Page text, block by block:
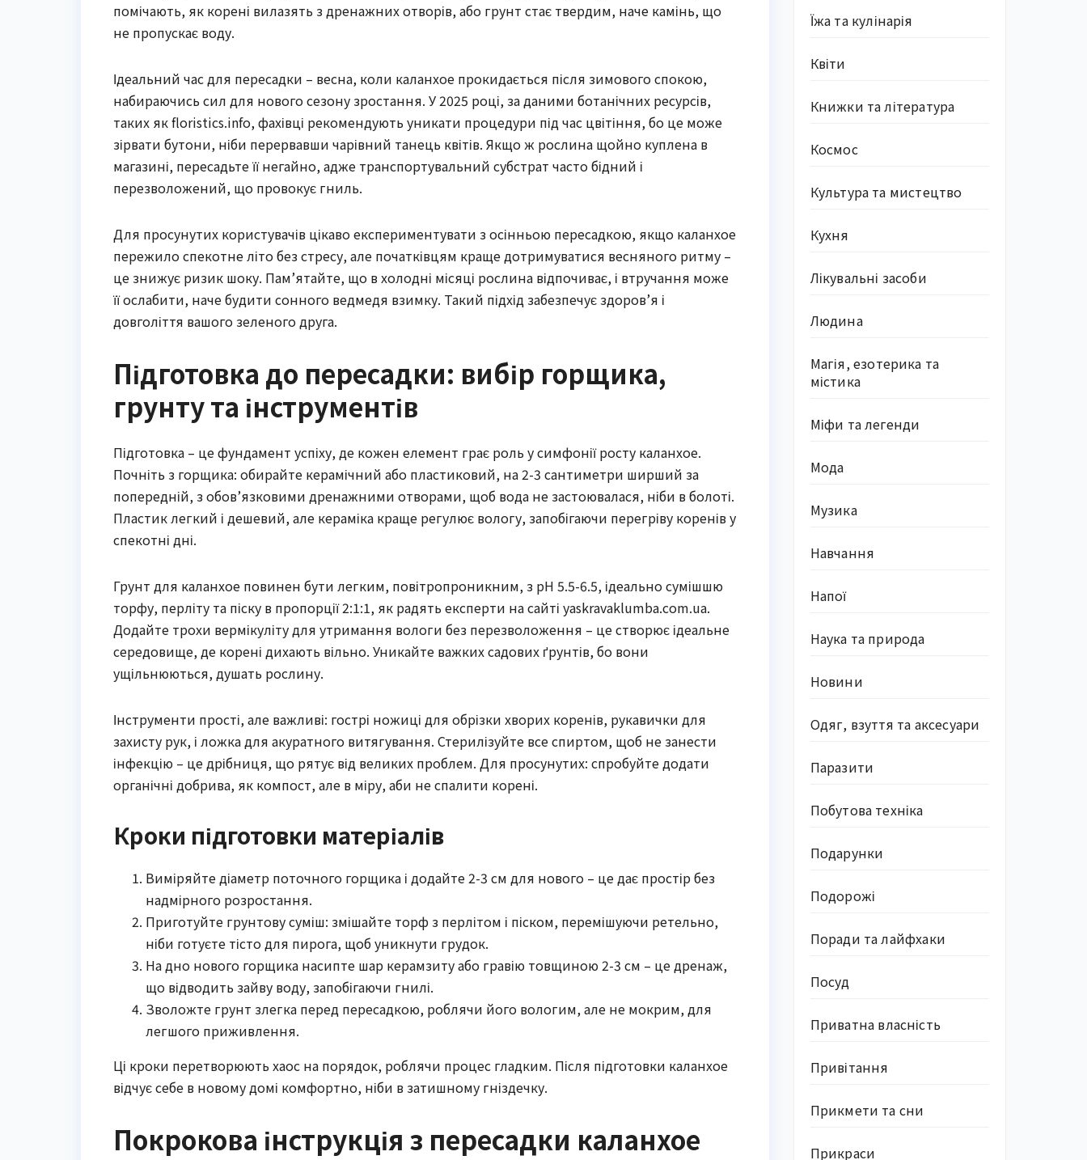
помічають, як корені вилазять з дренажних отворів, або грунт стає твердим, наче камінь, що
не пропускає воду.
Ідеальний час для пересадки – весна, коли каланхое прокидається після зимового спокою,
набираючись сил для нового сезону зростання. У 2025 році, за даними ботанічних ресурсів,
таких як floristics.info, фахівці рекомендують уникати процедури під час цвітіння, бо це може
зірвати бутони, ніби перервавши чарівний танець квітів. Якщо ж рослина щойно куплена в
магазині, пересадьте її негайно, адже транспортувальний субстрат часто бідний і
перезволожений, що провокує гниль.
Для просунутих користувачів цікаво експериментувати з осінньою пересадкою, якщо каланхое
пережило спекотне літо без стресу, але початківцям краще дотримуватися весняного ритму –
це знижує ризик шоку. Пам’ятайте, що в холодні місяці рослина відпочиває, і втручання може
її ослабити, наче будити сонного ведмедя взимку. Такий підхід забезпечує здоров’я і
довголіття вашого зеленого друга.
Підготовка до пересадки: вибір горщика,
грунту та інструментів
Підготовка – це фундамент успіху, де кожен елемент грає роль у симфонії росту каланхое.
Почніть з горщика: обирайте керамічний або пластиковий, на 2-3 сантиметри ширший за
попередній, з обов’язковими дренажними отворами, щоб вода не застоювалася, ніби в болоті.
Пластик легкий і дешевий, але кераміка краще регулює вологу, запобігаючи перегріву коренів у
спекотні дні.
Грунт для каланхое повинен бути легким, повітропроникним, з pH 5.5-6.5, ідеально сумішшю
торфу, перліту та піску в пропорції 2:1:1, як радять експерти на сайті yaskravaklumba.com.ua.
Додайте трохи вермікуліту для утримання вологи без перезволоження – це створює ідеальне
середовище, де корені дихають вільно. Уникайте важких садових ґрунтів, бо вони
ущільнюються, душать рослину.
Інструменти прості, але важливі: гострі ножиці для обрізки хворих коренів, рукавички для
захисту рук, і ложка для акуратного витягування. Стерилізуйте все спиртом, щоб не занести
інфекцію – це дрібниця, що рятує від великих проблем. Для просунутих: спробуйте додати
органічні добрива, як компост, але в міру, аби не спалити корені.
Кроки підготовки матеріалів
Виміряйте діаметр поточного горщика і додайте 2-3 см для нового – це дає простір без
надмірного розростання.
Приготуйте грунтову суміш: змішайте торф з перлітом і піском, перемішуючи ретельно,
ніби готуєте тісто для пирога, щоб уникнути грудок.
На дно нового горщика насипте шар керамзиту або гравію товщиною 2-3 см – це дренаж,
що відводить зайву воду, запобігаючи гнилі.
Зволожте грунт злегка перед пересадкою, роблячи його вологим, але не мокрим, для
легшого приживлення.
Ці кроки перетворюють хаос на порядок, роблячи процес гладким. Після підготовки каланхое
відчує себе в новому домі комфортно, ніби в затишному гніздечку.
Покрокова інструкція з пересадки каланхое
Їжа та кулінарія
Квіти
Книжки та література
Космос
Культура та мистецтво
Кухня
Лікувальні засоби
Людина
Магія, езотерика та
містика
Міфи та легенди
Мода
Музика
Навчання
Напої
Наука та природа
Новини
Одяг, взуття та аксесуари
Паразити
Побутова техніка
Подарунки
Подорожі
Поради та лайфхаки
Посуд
Приватна власність
Привітання
Прикмети та сни
Прикраси